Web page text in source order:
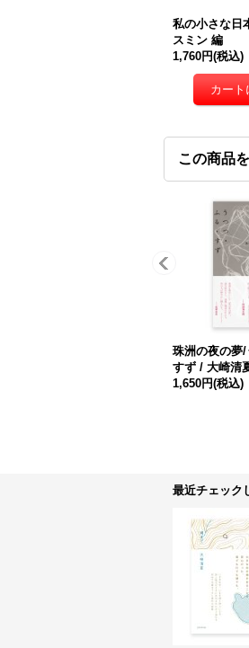
私の小さな日
スミン 編
1,760円(税込)
この商品
珠洲の夜の夢/
すず / 大崎清
1,650円(税込)
最近チェック